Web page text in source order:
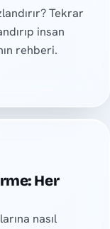
Tekrar
insan
rehberi.
Her
nasıl